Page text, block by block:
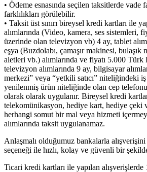
• Ödeme esnasında seçilen taksitlerde vade
farklılıkları görülebilir.
• Taksit üst sınırı bireysel kredi kartları ile
alımlarında (Video, kamera, ses sistemleri,
üzerinde olan televizyon vb) 4 ay, tablet
eşya (Buzdolabı, çamaşır makinesi,
aletleri vb.) alımlarında ve fiyatı 5.000 Türk
televizyon alımlarında 9 ay, bilgisayar
merkezi” veya “yetkili satıcı” niteliğindeki
yenilenmiş ürün niteliğinde olan cep telefonu
olarak olarak uygulanır. Bireysel kredi
telekomünikasyon, hediye kart, hediye çeki
herhangi somut bir mal veya hizmeti
alımlarında taksit uygulanamaz.
Anlaşmalı olduğumuz bankalarla
seçeneği ile hızlı, kolay ve güvenli bir
Ticari kredi kartları ile yapılan